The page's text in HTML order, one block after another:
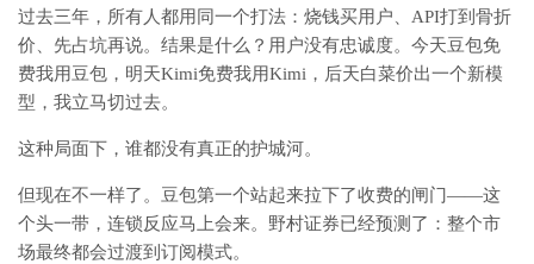
过去三年，所有人都用同一个打法：烧钱买用户、API打到骨折
价、先占坑再说。结果是什么？用户没有忠诚度。今天豆包免
费我用豆包，明天Kimi免费我用Kimi，后天白菜价出一个新模
型，我立马切过去。
这种局面下，谁都没有真正的护城河。
但现在不一样了。豆包第一个站起来拉下了收费的闸门——这
个头一带，连锁反应马上会来。野村证券已经预测了：整个市
场最终都会过渡到订阅模式。